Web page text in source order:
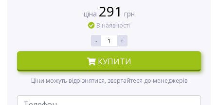
ціна 291 грн
В наявності
- +
КУПИТИ
Ціни можуть відрізнятися, звертайтеся до менеджерів